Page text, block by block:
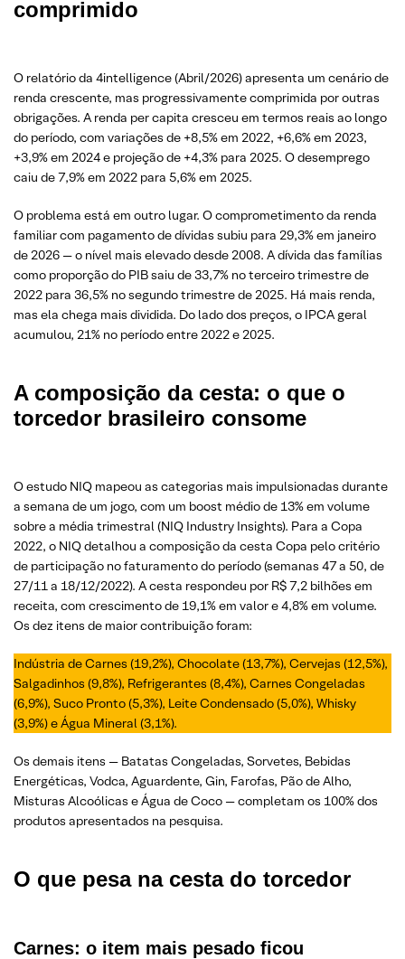
comprimido
O relatório da 4intelligence (Abril/2026) apresenta um cenário de
renda crescente, mas progressivamente comprimida por outras
obrigações. A renda per capita cresceu em termos reais ao longo
do período, com variações de +8,5% em 2022, +6,6% em 2023,
+3,9% em 2024 e projeção de +4,3% para 2025. O desemprego
caiu de 7,9% em 2022 para 5,6% em 2025.
O problema está em outro lugar. O comprometimento da renda
familiar com pagamento de dívidas subiu para 29,3% em janeiro
de 2026 — o nível mais elevado desde 2008. A dívida das famílias
como proporção do PIB saiu de 33,7% no terceiro trimestre de
2022 para 36,5% no segundo trimestre de 2025. Há mais renda,
mas ela chega mais dividida. Do lado dos preços, o IPCA geral
acumulou, 21% no período entre 2022 e 2025.
A composição da cesta: o que o
torcedor brasileiro consome
O estudo NIQ mapeou as categorias mais impulsionadas durante
a semana de um jogo, com um boost médio de 13% em volume
sobre a média trimestral (NIQ Industry Insights). Para a Copa
2022, o NIQ detalhou a composição da cesta Copa pelo critério
de participação no faturamento do período (semanas 47 a 50, de
27/11 a 18/12/2022). A cesta respondeu por R$ 7,2 bilhões em
receita, com crescimento de 19,1% em valor e 4,8% em volume.
Os dez itens de maior contribuição foram:
Indústria de Carnes (19,2%), Chocolate (13,7%), Cervejas (12,5%),
Salgadinhos (9,8%), Refrigerantes (8,4%), Carnes Congeladas
(6,9%), Suco Pronto (5,3%), Leite Condensado (5,0%), Whisky
(3,9%) e Água Mineral (3,1%).
Os demais itens — Batatas Congeladas, Sorvetes, Bebidas
Energéticas, Vodca, Aguardente, Gin, Farofas, Pão de Alho,
Misturas Alcoólicas e Água de Coco — completam os 100% dos
produtos apresentados na pesquisa.
O que pesa na cesta do torcedor
Carnes: o item mais pesado ficou